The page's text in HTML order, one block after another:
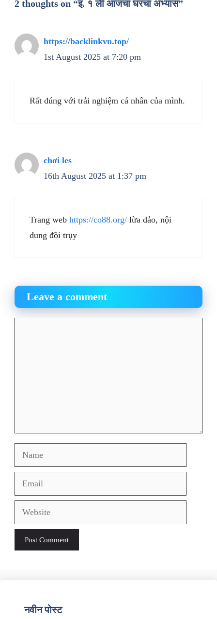
2 thoughts on “इ. १ ली आजचा घरचा अभ्यास”
https://backlinkvn.top/
1st August 2025 at 7:20 pm
Rất đúng với trải nghiệm cá nhân của mình.
chơi les
16th August 2025 at 1:37 pm
Trang web https://co88.org/ lừa đảo, nội
dung đồi trụy
Leave a comment
Name
Email
Website
नवीन पोस्ट